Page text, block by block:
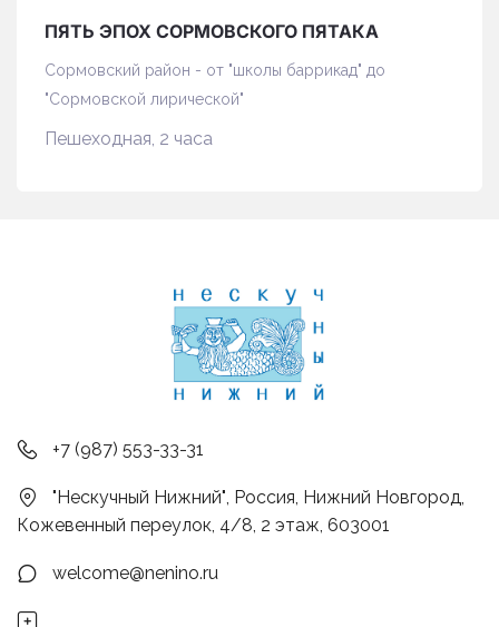
ПЯТЬ ЭПОХ СОРМОВСКОГО ПЯТАКА
Сормовский район - от "школы баррикад" до
"Сормовской лирической"
Пешеходная, 2 часа
+7 (987) 553-33-31
"Нескучный Нижний", Россия, Нижний Новгород,
Кожевенный переулок, 4/8, 2 этаж, 603001
welcome@nenino.ru